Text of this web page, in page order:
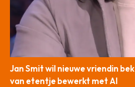
Jan Smit wil nieuwe vriendin
van etentje bewerkt met AI